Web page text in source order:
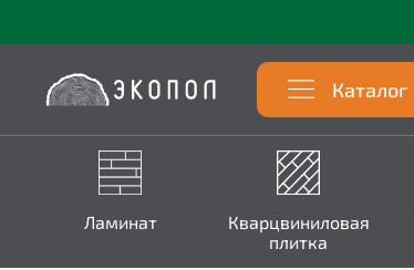
Каталог
Ламинат
Кварцвиниловая
плитка